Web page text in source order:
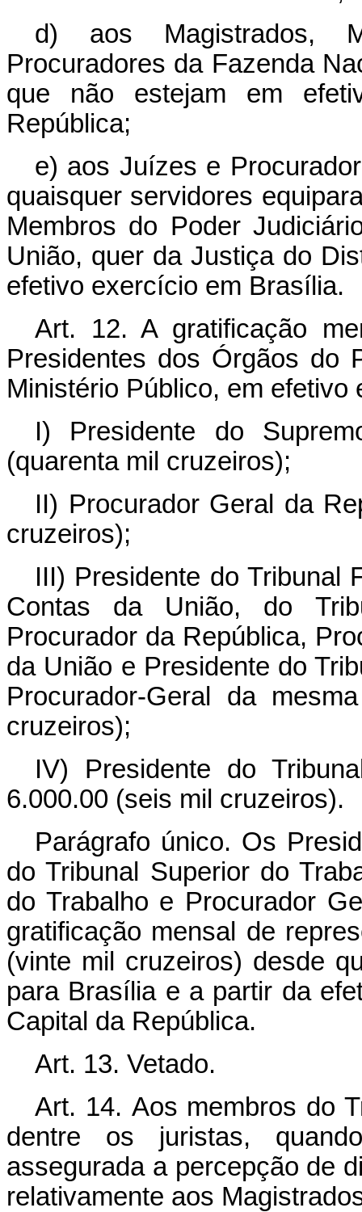
d) aos Magistrados,
Procuradores da Fazenda
que não estejam em
República;
e) aos Juízes e
quaisquer servidores
Membros do Poder
União, quer da Justiça do
efetivo exercício em Brasília.
Art. 12. A gratificação
Presidentes dos Órgãos do
Ministério Público, em
I) Presidente do
(quarenta mil cruzeiros);
II) Procurador Geral da
cruzeiros);
III) Presidente do Tribunal
Contas da União, do
Procurador da República,
da União e Presidente do
Procurador-Geral da
cruzeiros);
IV) Presidente do
6.000.00 (seis mil cruzeiros).
Parágrafo único. Os
do Tribunal Superior do
do Trabalho e Procurador
gratificação mensal de
(vinte mil cruzeiros) desde
para Brasília e a partir da
Capital da República.
Art. 13. Vetado.
Art. 14. Aos membros do
dentre os juristas,
assegurada a percepção de
relativamente aos